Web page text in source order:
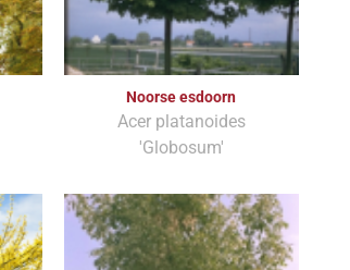
Noorse esdoorn
Acer platanoides
'Globosum'